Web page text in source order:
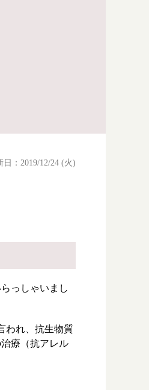
日：2019/12/24 (火)
っしゃいまし
われ、抗生物質
療（抗アレル